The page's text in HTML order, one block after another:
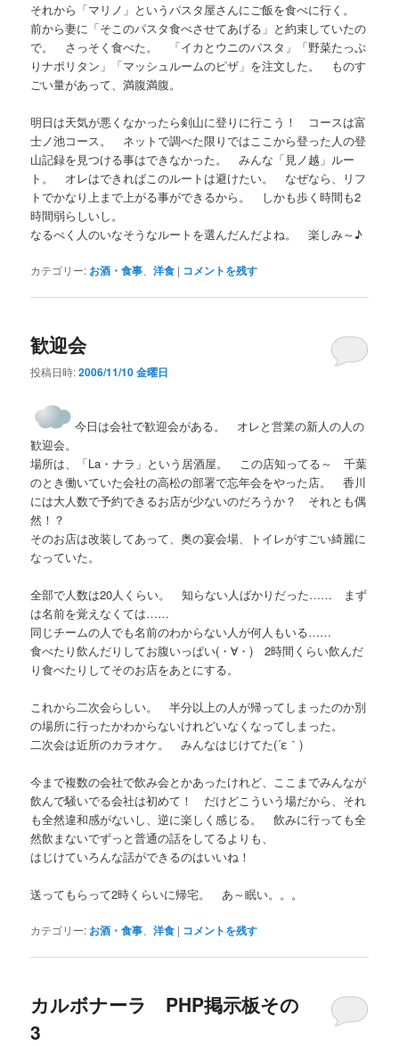
それから「マリノ」というパスタ屋さんにご飯を食べに行く。
前から妻に「そこのパスタ食べさせてあげる」と約束していたの
で。 さっそく食べた。 「イカとウニのパスタ」「野菜たっぷ
りナポリタン」「マッシュルームのピザ」を注文した。 ものす
ごい量があって、満腹満腹。
明日は天気が悪くなかったら剣山に登りに行こう！ コースは富
士ノ池コース。 ネットで調べた限りではここから登った人の登
山記録を見つける事はできなかった。 みんな「見ノ越」ルー
ト。 オレはできればこのルートは避けたい。 なぜなら、リフ
トでかなり上まで上がる事ができるから。 しかも歩く時間も2
時間弱らしいし。
なるべく人のいなそうなルートを選んだんだよね。 楽しみ～♪
カテゴリー: お酒・食事 、洋食 | コメントを残す
歓迎会
投稿日時:2006/11/10 金曜日
今日は会社で歓迎会がある。 オレと営業の新人の人の
歓迎会。
場所は、「La・ナラ」という居酒屋。 この店知ってる～ 千葉
のとき働いていた会社の高松の部署で忘年会をやった店。 香川
には大人数で予約できるお店が少ないのだろうか？ それとも偶
然！？
そのお店は改装してあって、奥の宴会場、トイレがすごい綺麗に
なっていた。
全部で人数は20人くらい。 知らない人ばかりだった…… まず
は名前を覚えなくては……
同じチームの人でも名前のわからない人が何人もいる……
食べたり飲んだりしてお腹いっぱい(・∀・) 2時間くらい飲んだ
り食べたりしてそのお店をあとにする。
これから二次会らしい。 半分以上の人が帰ってしまったのか別
の場所に行ったかわからないけれどいなくなってしまった。
二次会は近所のカラオケ。 みんなはじけてた(´ε｀)
今まで複数の会社で飲み会とかあったけれど、ここまでみんなが
飲んで騒いでる会社は初めて！ だけどこういう場だから、それ
も全然違和感がないし、逆に楽しく感じる。 飲みに行っても全
然飲まないでずっと普通の話をしてるよりも、
はじけていろんな話ができるのはいいね！
送ってもらって2時くらいに帰宅。 あ～眠い。。。
カテゴリー: お酒・食事 、洋食 | コメントを残す
カルボナーラ PHP掲示板その
3